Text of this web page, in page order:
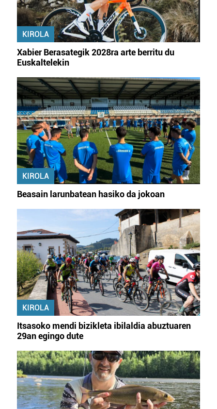
KIROLA
Xabier Berasategik 2028ra arte berritu du
Euskaltelekin
KIROLA
Beasain larunbatean hasiko da jokoan
KIROLA
Itsasoko mendi bizikleta ibilaldia abuztuaren
29an egingo dute